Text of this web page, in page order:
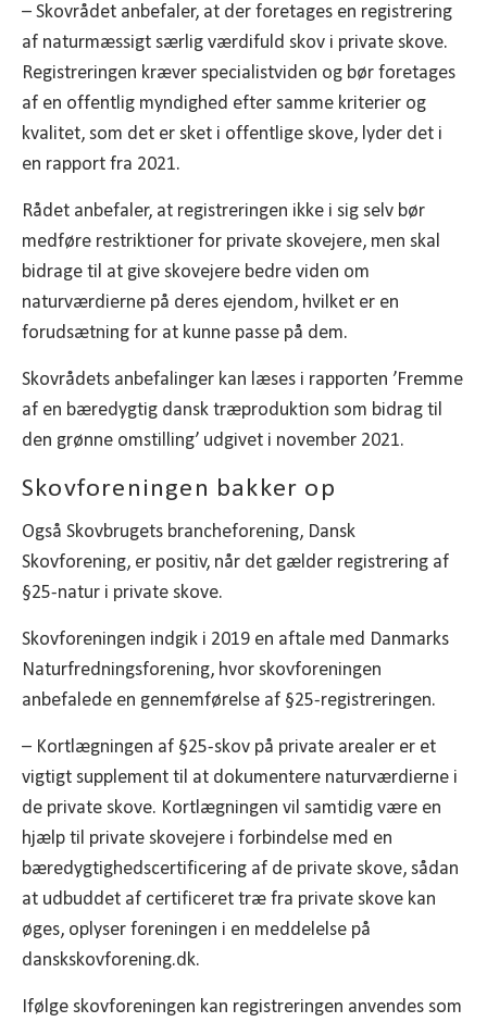
– Skovrådet anbefaler, at der foretages en registrering
af naturmæssigt særlig værdifuld skov i private skove.
Registreringen kræver specialistviden og bør foretages
af en offentlig myndighed efter samme kriterier og
kvalitet, som det er sket i offentlige skove, lyder det i
en rapport fra 2021.
Rådet anbefaler, at registreringen ikke i sig selv bør
medføre restriktioner for private skovejere, men skal
bidrage til at give skovejere bedre viden om
naturværdierne på deres ejendom, hvilket er en
forudsætning for at kunne passe på dem.
Skovrådets anbefalinger kan læses i rapporten ’Fremme
af en bæredygtig dansk træproduktion som bidrag til
den grønne omstilling’ udgivet i november 2021.
Skovforeningen bakker op
Også Skovbrugets brancheforening, Dansk
Skovforening, er positiv, når det gælder registrering af
§25-natur i private skove.
Skovforeningen indgik i 2019 en aftale med Danmarks
Naturfredningsforening, hvor skovforeningen
anbefalede en gennemførelse af §25-registreringen.
– Kortlægningen af §25-skov på private arealer er et
vigtigt supplement til at dokumentere naturværdierne i
de private skove. Kortlægningen vil samtidig være en
hjælp til private skovejere i forbindelse med en
bæredygtighedscertificering af de private skove, sådan
at udbuddet af certificeret træ fra private skove kan
øges, oplyser foreningen i en meddelelse på
danskskovforening.dk.
Ifølge skovforeningen kan registreringen anvendes som